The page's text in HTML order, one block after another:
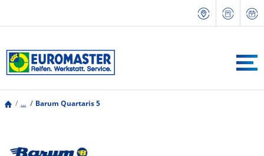
... Barum Quartaris 5